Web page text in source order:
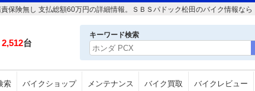
保険無し 支払総額60万円の詳細情報。ＳＢＳパドック松田のバイク情報なら
2,512台
キーワード検索
索 バイクショップ メンテナンス バイク買取 バイクレビュー